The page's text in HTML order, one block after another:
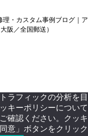
理・カスタム事例ブログ｜
阪／全国郵送）
ラフィックの分析を
キーポリシーについ
確認ください。クッ
意」ボタンをクリック